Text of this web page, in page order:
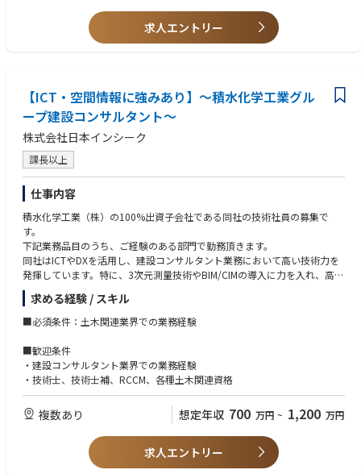
求人エントリー
【ICT・空間情報に強みあり】～積水化学工業グル
ープ建設コンサルタント～
株式会社日本インシーク
課長以上
仕事内容
積水化学工業（株）の100%出資子会社である同社の技術社員の募集で
す。
下記業務品目のうち、ご経験のある部門で勤務頂きます。
同社はICTやDXを活用し、建設コンサルタント業務において高い技術力を
発揮しています。特に、3次元測量技術やBIM/CIMの導入に力を入れ、高品
質かつ効率的なプロジェクト推進を目指しています。
また定年後も長く働くことも可能です。（70代も多数在籍してます）
・交通・都市計画（道路、橋梁・構造物、都市計画、調査点検）
・ライフライン（下水道、上水道、電力）
・河川・港湾・防災（河川砂防、港湾、防災・環境、地盤調査）
・発注者支支援、CM
求める経験 / スキル
■必須条件：土木関連業界での業務経験
■歓迎条件
・建設コンサルタント業界での業務経験
・技術士、技術士補、RCCM、各種土木関連資格
複数あり 想定年収 700 万円 ~ 1,200 万円
求人エントリー